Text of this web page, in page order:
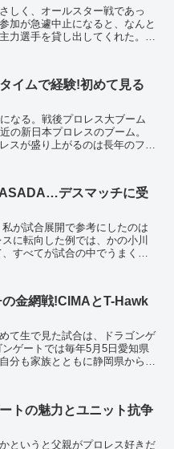
しく、オールスター戦であっ
加が急遽中止になると、なんと
力選手を貸し出してくれた。
イムで経験!初めて見る
なる。戦後プロレス大ブーム
の新日本プロレスのブーム。
スが盛り上がるのは長年のファ
デスマッチに受
の金網戦!CIMAとT-Hawk
て生で見た試合は、ドラゴンゲ
分も家族とともに静岡県から愛
トの魅力とユニット抗争
というと父親がプロレス好きだ